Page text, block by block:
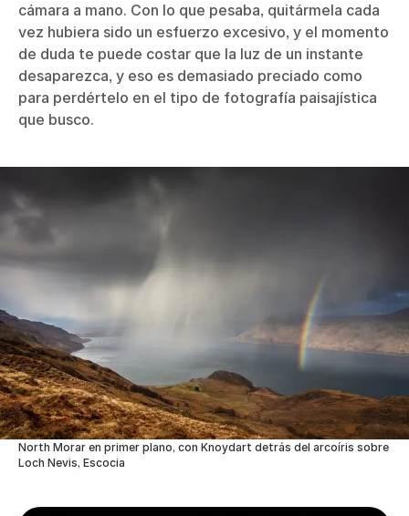
cámara a mano. Con lo que pesaba, quitármela cada
vez hubiera sido un esfuerzo excesivo, y el momento
de duda te puede costar que la luz de un instante
desaparezca, y eso es demasiado preciado como
para perdértelo en el tipo de fotografía paisajística
que busco.
North Morar en primer plano, con Knoydart detrás del arcoíris sobre
Loch Nevis, Escocia